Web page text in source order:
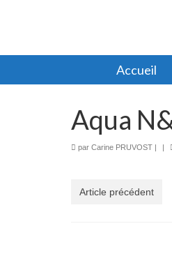
Accueil
Aqua
par Carine PRUVOST | |
Article précédent